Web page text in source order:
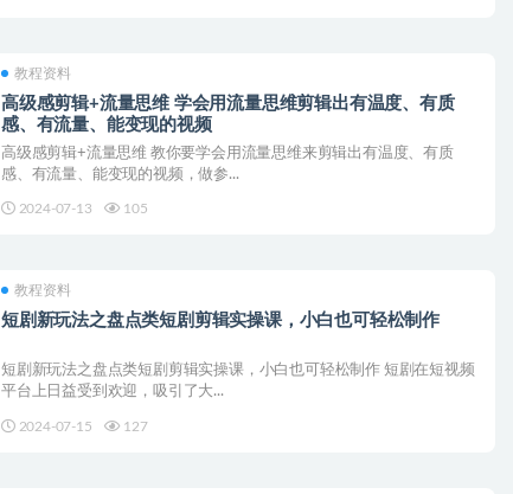
教程资料
高级感剪辑+流量思维 学会用流量思维剪辑出有温度、有质
感、有流量、能变现的视频
高级感剪辑+流量思维 教你要学会用流量思维来剪辑出有温度、有质
感、有流量、能变现的视频，做参...
2024-07-13 105
教程资料
短剧新玩法之盘点类短剧剪辑实操课，小白也可轻松制作
短剧新玩法之盘点类短剧剪辑实操课，小白也可轻松制作 短剧在短视频
平台上日益受到欢迎，吸引了大...
2024-07-15 127